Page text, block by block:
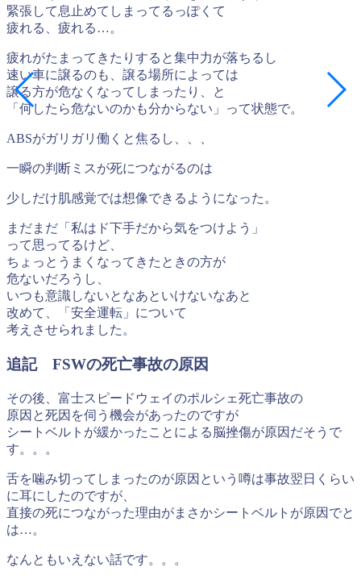
緊張して息止めてしまってるっぽくて
疲れる、疲れる…。
疲れがたまってきたりすると集中力が落ちるし
速い車に譲るのも、譲る場所によっては
譲る方が危なくなってしまったり、と
「何したら危ないのかも分からない」って状態で。
ABSがガリガリ働くと焦るし、、、
一瞬の判断ミスが死につながるのは
少しだけ肌感覚では想像できるようになった。
まだまだ「私はド下手だから気をつけよう」
って思ってるけど、
ちょっとうまくなってきたときの方が
危ないだろうし、
いつも意識しないとなあといけないなあと
改めて、「安全運転」について
考えさせられました。
追記 FSWの死亡事故の原因
その後、富士スピードウェイのポルシェ死亡事故の
原因と死因を伺う機会があったのですが
シートベルトが緩かったことによる脳挫傷が原因だそうで
す。。。
舌を噛み切ってしまったのが原因という噂は事故翌日くらい
に耳にしたのですが、
直接の死につながった理由がまさかシートベルトが原因でと
は…。
なんともいえない話です。。。